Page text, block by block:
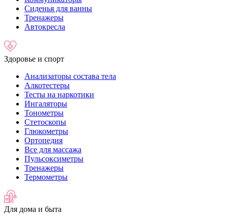
Сиденья для ванны
Тренажеры
Автокресла
Здоровье и спорт
Анализаторы состава тела
Алкотестеры
Тесты на наркотики
Ингаляторы
Тонометры
Стетоскопы
Глюкометры
Ортопедия
Все для массажа
Пульсоксиметры
Тренажеры
Термометры
Для дома и быта